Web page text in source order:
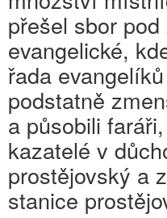
přešel sbor
evangelické,
řada
podstatně
a působili
kazatelé v
prostějovský a
stanice